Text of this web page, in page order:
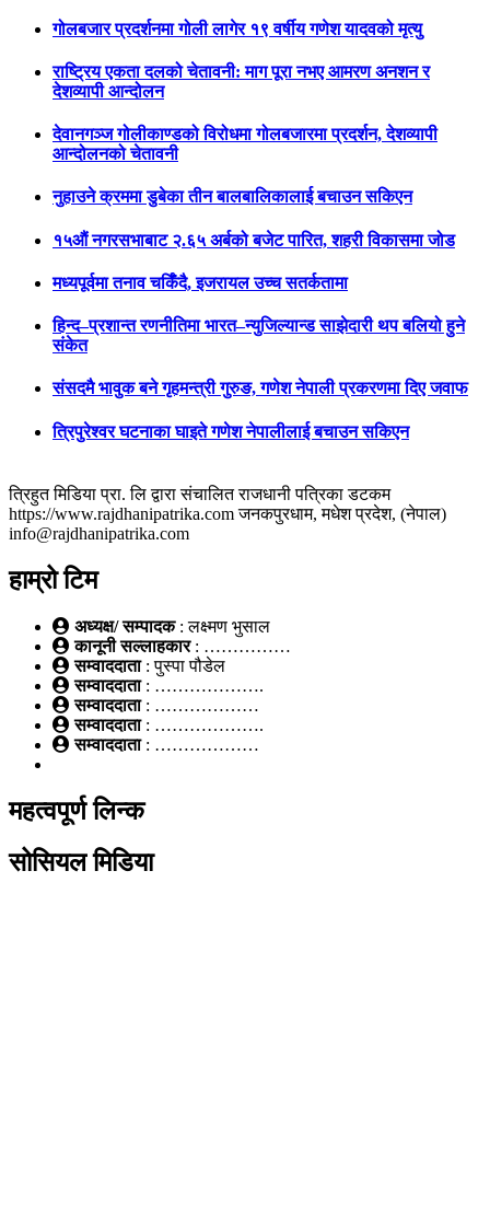
गोलबजार प्रदर्शनमा गोली लागेर १९ वर्षीय गणेश यादवको मृत्यु
राष्ट्रिय एकता दलको चेतावनी: माग पूरा नभए आमरण अनशन र
देशव्यापी आन्दोलन
देवानगञ्ज गोलीकाण्डको विरोधमा गोलबजारमा प्रदर्शन, देशव्यापी
आन्दोलनको चेतावनी
नुहाउने क्रममा डुबेका तीन बालबालिकालाई बचाउन सकिएन
१५औं नगरसभाबाट २.६५ अर्बको बजेट पारित, शहरी विकासमा जोड
मध्यपूर्वमा तनाव चर्किँदै, इजरायल उच्च सतर्कतामा
हिन्द–प्रशान्त रणनीतिमा भारत–न्युजिल्यान्ड साझेदारी थप बलियो हुने
संकेत
संसदमै भावुक बने गृहमन्त्री गुरुङ, गणेश नेपाली प्रकरणमा दिए जवाफ
त्रिपुरेश्वर घटनाका घाइते गणेश नेपालीलाई बचाउन सकिएन
त्रिहुत मिडिया प्रा. लि द्वारा संचालित राजधानी पत्रिका डटकम
https://www.rajdhanipatrika.com जनकपुरधाम, मधेश प्रदेश, (नेपाल)
info@rajdhanipatrika.com
हाम्रो टिम
अध्यक्ष/ सम्पादक: लक्ष्मण भुसाल
कानूनी सल्लाहकार : ……………
सम्वाददाता: पुस्पा पौडेल
सम्वाददाता : ……………….
सम्वाददाता: ………………
सम्वाददाता: ……………….
सम्वाददाता: ………………
महत्वपूर्ण लिन्क
सोसियल मिडिया